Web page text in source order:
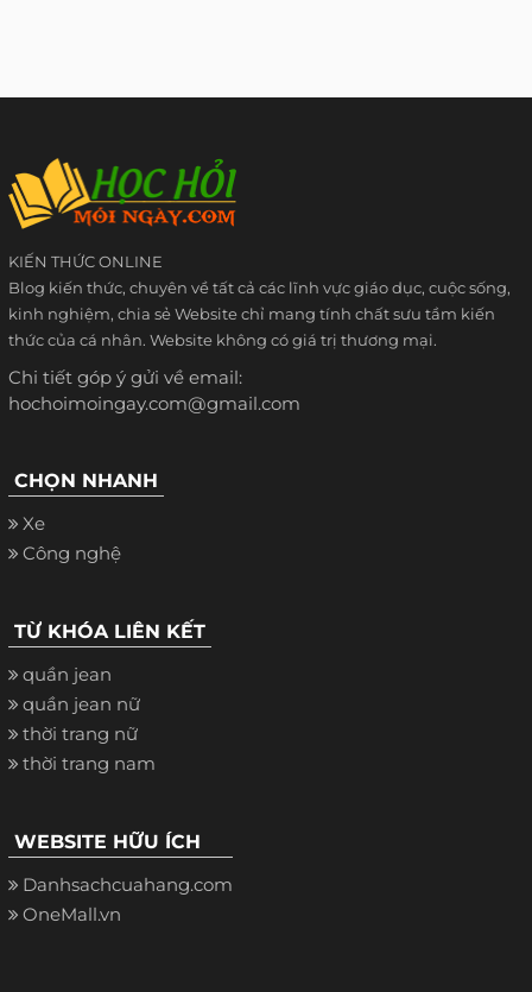
KIẾN THỨC ONLINE
Blog kiến thức, chuyên về tất cả các lĩnh vực giáo dục, cuộc sống,
kinh nghiệm, chia sẻ Website chỉ mang tính chất sưu tầm kiến
thức của cá nhân. Website không có giá trị thương mại.
Chi tiết góp ý gửi về email:
hochoimoingay.com@gmail.com
CHỌN NHANH
Xe
Công nghệ
TỪ KHÓA LIÊN KẾT
quần jean
quần jean nữ
thời trang nữ
thời trang nam
WEBSITE HỮU ÍCH
Danhsachcuahang.com
OneMall.vn